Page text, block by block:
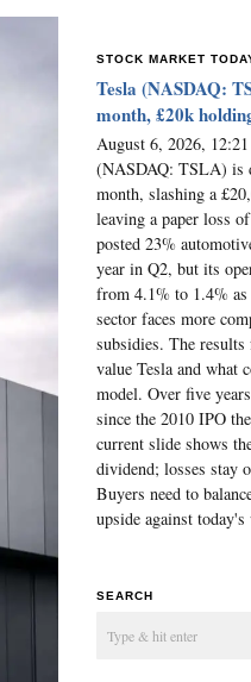
STOCK MARKET
Tesla (NASDAQ:
month, £20k
August 6, 2026,
(NASDAQ: TSLA) is
month, slashing a
leaving a paper loss
posted 23%
year in Q2, but its
from 4.1% to 1.4%
sector faces more
subsidies. The
value Tesla and what
model. Over five
since the 2010 IPO
current slide shows
dividend; losses stay
Buyers need to
upside against
SEARCH